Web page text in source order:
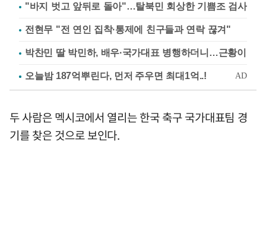
"바지 벗고 앞뒤로 돌아"…탈북민 회상한 기쁨조 검사
전현무 "전 연인 집착·통제에 친구들과 연락 끊겨"
박찬민 딸 박민하, 배우·국가대표 병행하더니…근황이
두 사람은 멕시코에서 열리는 한국 축구 국가대표팀 경
기를 찾은 것으로 보인다.